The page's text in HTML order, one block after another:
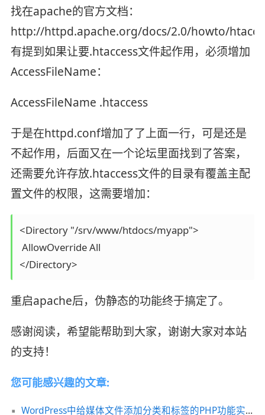
找在apache的官方文档：
http://httpd.apache.org/docs/2.0/howto/
有提到如果让要.htaccess文件起作用，必须增加
AccessFileName：
AccessFileName .htaccess
于是在httpd.conf增加了了上面一行，可是还是
不起作用，后面又在一个论坛里面找到了答案，
还需要允许存放.htaccess文件的目录有覆盖主配
置文件的权限，这需要增加：
<Directory "/srv/www/htdocs/myapp">
AllowOverride All
重启apache后，伪静态的功能终于搞定了。
感谢阅读，希望能帮助到大家，谢谢大家对本站
的支持！
您可能感兴趣的文章:
WordPress中给媒体文件添加分类和标签的PHP功能实现